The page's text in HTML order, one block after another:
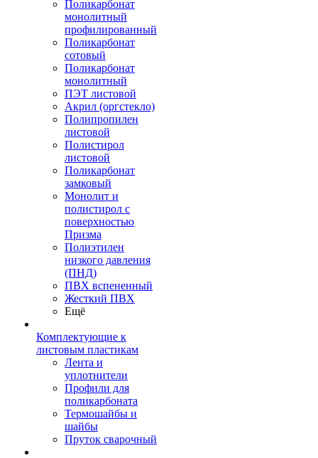
Поликарбонат
монолитный
профилированный
Поликарбонат
сотовый
Поликарбонат
монолитный
ПЭТ листовой
Акрил (оргстекло)
Полипропилен
листовой
Полистирол
листовой
Поликарбонат
замковый
Монолит и
полистирол с
поверхностью
Призма
Полиэтилен
низкого давления
(ПНД)
ПВХ вспененный
Жесткий ПВХ
Ещё
Комплектующие к
листовым пластикам
Лента и
уплотнители
Профили для
поликарбоната
Термошайбы и
шайбы
Пруток сварочный